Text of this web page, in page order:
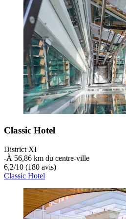
Classic Hotel
District XI
‐À 56,86 km du centre-ville
6,2/10 (180 avis)
Classic Hotel